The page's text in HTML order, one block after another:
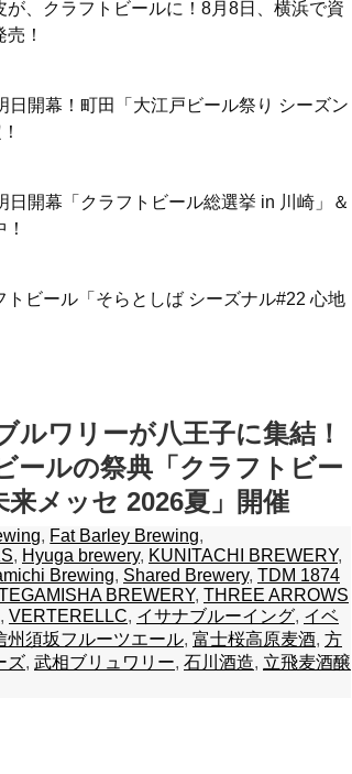
、クラフトビールに！8月8日、横浜で資
！
日開幕！町田「大江戸ビール祭り シーズン
日開幕「クラフトビール総選挙 in 川崎」＆
ビール「そらとしば シーズナル#22 心地
ルワリーが八王子に集結！
ールの祭典「クラフトビー
メッセ 2026夏」開催
, Fat Barley Brewing,
, Hyuga brewery, KUNITACHI BREWERY,
Brewing, Shared Brewery, TDM 1874
BREWERY, THREE ARROWS
, VERTERELLC, イサナブルーイング, イベ
州須坂フルーツエール, 富士桜高原麦酒, 方
ズ, 武相ブリュワリー, 石川酒造, 立飛麦酒醸